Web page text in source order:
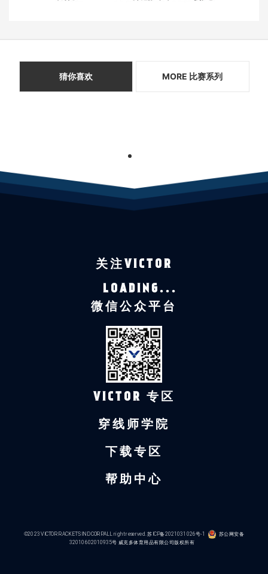
猜你喜欢 MORE 比赛系列
1
关注VICTOR
LOADING...
微信公众平台
VICTOR 专区
穿线师学院
下载专区
帮助中心
©2023 VICTOR RACKETS IND CORP.ALL right reserved.苏ICP备2021031026号-1 苏公网安备
32010602010935号 威克多体育用品有限公司版权所有